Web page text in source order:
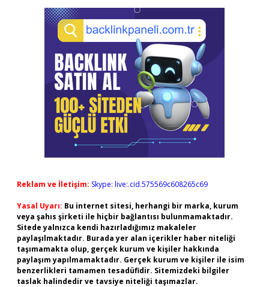
Reklam ve İletişim: Skype: live:.cid.575569c608265c69
Yasal Uyarı: Bu internet sitesi, herhangi bir marka, kurum
veya şahıs şirketi ile hiçbir bağlantısı bulunmamaktadır.
Sitede yalnızca kendi hazırladığımız makaleler
paylaşılmaktadır. Burada yer alan içerikler haber niteliği
taşımamakta olup, gerçek kurum ve kişiler hakkında
paylaşım yapılmamaktadır. Gerçek kurum ve kişiler ile isim
benzerlikleri tamamen tesadüfidir. Sitemizdeki bilgiler
taslak halindedir ve tavsiye niteliği taşımazlar.